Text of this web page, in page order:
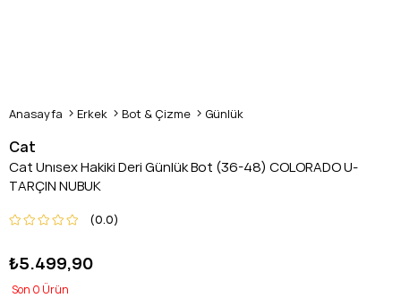
Anasayfa Erkek Bot & Çizme Günlük
Cat
Cat Unısex Hakiki Deri Günlük Bot (36-48) COLORADO U-
TARÇIN NUBUK
0.0
₺5.499,90
0